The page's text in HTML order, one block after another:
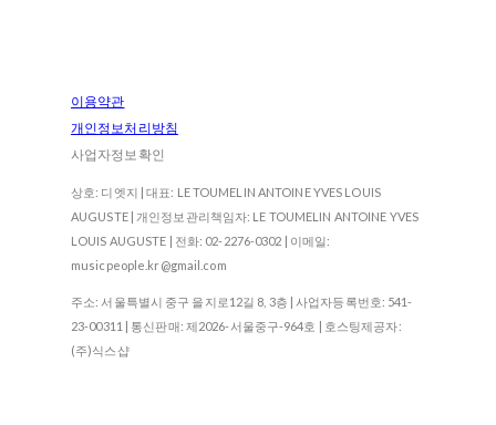
이용약관
개인정보처리방침
사업자정보확인
상호: 디엣지 | 대표: LE TOUMELIN ANTOINE YVES LOUIS
AUGUSTE | 개인정보관리책임자: LE TOUMELIN ANTOINE YVES
LOUIS AUGUSTE | 전화: 02-2276-0302 | 이메일:
musicpeople.kr@gmail.com
주소: 서울특별시 중구 을지로12길 8, 3층 | 사업자등록번호: 541-
23-00311 | 통신판매: 제2026-서울중구-964호 | 호스팅제공자:
(주)식스샵